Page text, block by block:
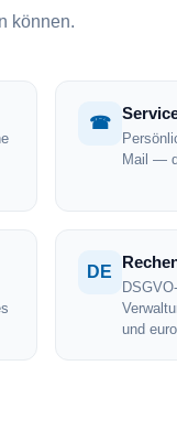
können.
☎
Mail —
DE
und